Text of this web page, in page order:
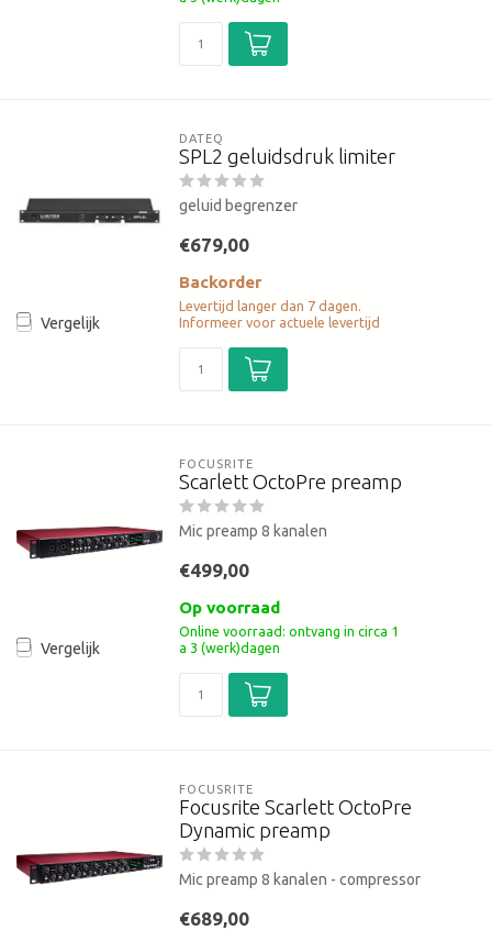
Vergelijk
DATEQ
SPL2 geluidsdruk limiter
geluid begrenzer
€679,00
Backorder
Levertijd langer dan 7 dagen.
Informeer voor actuele levertijd
Vergelijk
FOCUSRITE
Scarlett OctoPre preamp
Mic preamp 8 kanalen
€499,00
Op voorraad
Online voorraad: ontvang in circa 1
a 3 (werk)dagen
FOCUSRITE
Focusrite Scarlett OctoPre
Dynamic preamp
Mic preamp 8 kanalen - compressor
€689,00